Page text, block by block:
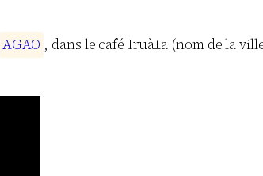
AGAO , dans le café Iruà±a (nom de la